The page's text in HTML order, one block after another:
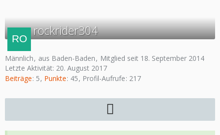
rockrider304
Männlich aus Baden-Baden
Mitglied seit 18. September 2014
Letzte Aktivität: 20. August 2017
Beiträge 5 Punkte 45 Profil-Aufrufe 217